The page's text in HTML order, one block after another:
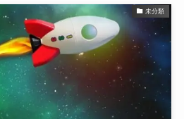
未分類